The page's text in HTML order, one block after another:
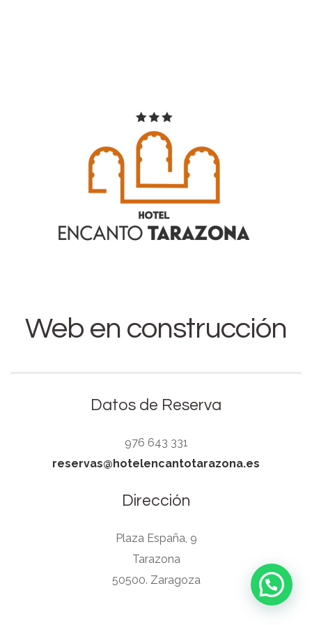
Web en construcción
Datos de Reserva
976 643 331
reservas@hotelencantotarazona.es
Dirección
Plaza España, 9
Tarazona
50500. Zaragoza